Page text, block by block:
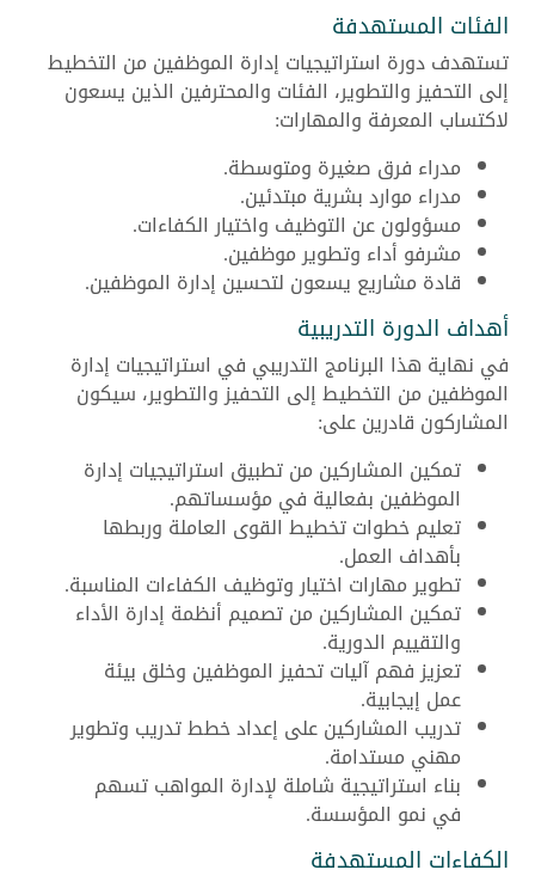
الفئات المستهدفة
تستهدف دورة استراتيجيات إدارة الموظفين من التخطيط
إلى التحفيز والتطوير، الفئات والمحترفين الذين يسعون
لاكتساب المعرفة والمهارات:
مدراء فرق صغيرة ومتوسطة.
مدراء موارد بشرية مبتدئين.
مسؤولون عن التوظيف واختيار الكفاءات.
مشرفو أداء وتطوير موظفين.
قادة مشاريع يسعون لتحسين إدارة الموظفين.
أهداف الدورة التدريبية
في نهاية هذا البرنامج التدريبي في استراتيجيات إدارة
الموظفين من التخطيط إلى التحفيز والتطوير، سيكون
المشاركون قادرين على:
تمكين المشاركين من تطبيق استراتيجيات إدارة
الموظفين بفعالية في مؤسساتهم.
تعليم خطوات تخطيط القوى العاملة وربطها
بأهداف العمل.
تطوير مهارات اختيار وتوظيف الكفاءات المناسبة.
تمكين المشاركين من تصميم أنظمة إدارة الأداء
والتقييم الدورية.
تعزيز فهم آليات تحفيز الموظفين وخلق بيئة
عمل إيجابية.
تدريب المشاركين على إعداد خطط تدريب وتطوير
مهني مستدامة.
بناء استراتيجية شاملة لإدارة المواهب تسهم
في نمو المؤسسة.
الكفاءات المستهدفة